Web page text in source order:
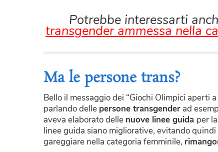
Potrebbe interessarti
transgender ammessa nella
Ma le persone trans?
Bello il messaggio dei “Giochi Olimpici aperti
parlando delle persone transgender ad
aveva elaborato delle nuove linee guida per
linee guida siano migliorative, evitando
gareggiare nella categoria femminile,